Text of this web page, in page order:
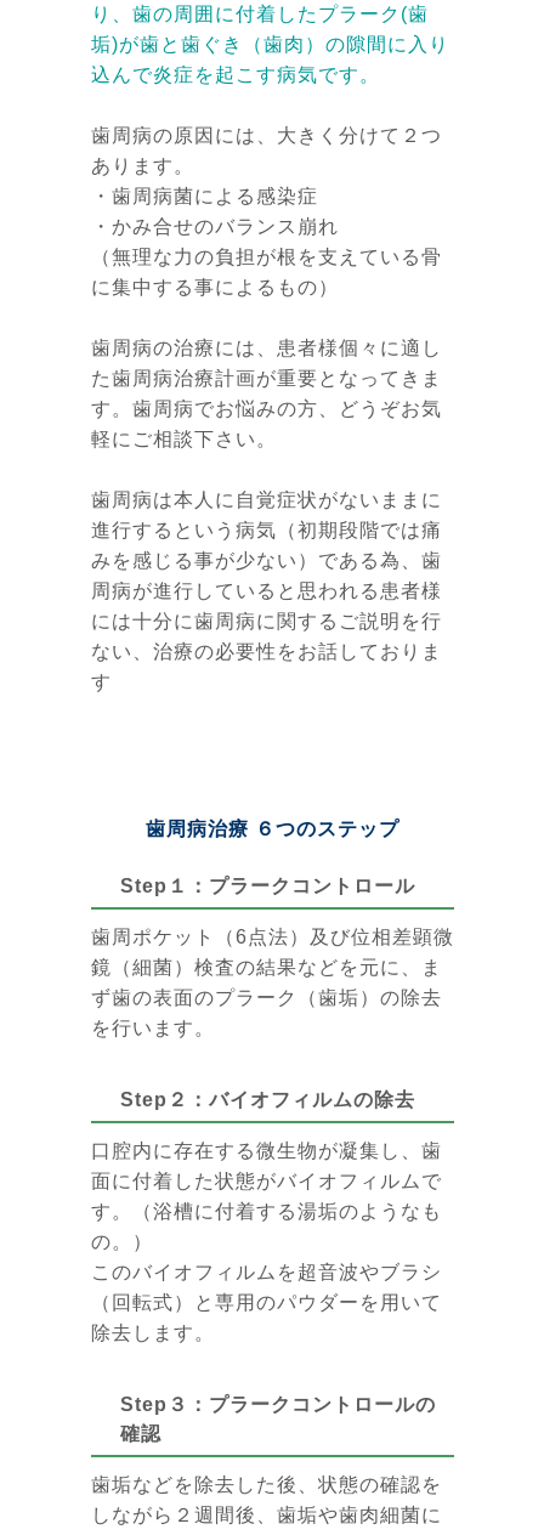
り、歯の周囲に付着したプラーク(歯
垢)が歯と歯ぐき（歯肉）の隙間に入り
込んで炎症を起こす病気です。
歯周病の原因には、大きく分けて２つ
あります。
・歯周病菌による感染症
・かみ合せのバランス崩れ
（無理な力の負担が根を支えている骨
に集中する事によるもの）
歯周病の治療には、患者様個々に適し
た歯周病治療計画が重要となってきま
す。歯周病でお悩みの方、どうぞお気
軽にご相談下さい。
歯周病は本人に自覚症状がないままに
進行するという病気（初期段階では痛
みを感じる事が少ない）である為、歯
周病が進行していると思われる患者様
には十分に歯周病に関するご説明を行
ない、治療の必要性をお話しておりま
す
歯周病治療 ６つのステップ
Step１：プラークコントロール
歯周ポケット（6点法）及び位相差顕微
鏡（細菌）検査の結果などを元に、ま
ず歯の表面のプラーク（歯垢）の除去
を行います。
Step２：バイオフィルムの除去
口腔内に存在する微生物が凝集し、歯
面に付着した状態がバイオフィルムで
す。（浴槽に付着する湯垢のようなも
の。）
このバイオフィルムを超音波やブラシ
（回転式）と専用のパウダーを用いて
除去します。
Step３：プラークコントロールの
確認
歯垢などを除去した後、状態の確認を
しながら２週間後、歯垢や歯肉細菌に